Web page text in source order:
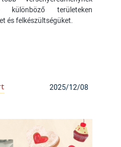
különböző területeken
és felkészültségüket.
2025/12/08